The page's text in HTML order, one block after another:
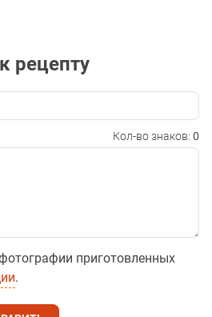
рецепту
Кол-во знаков: 0
приготовленных
.